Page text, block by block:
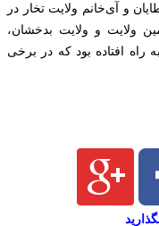
و آی‌خانم ولایت تخار در
ولایت و ولایت بدخشان،
راه افتاده بود که در برخی